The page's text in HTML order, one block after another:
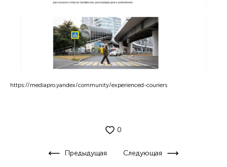
https://mediapro.yandex/community/experienced-couriers
0
Предыдущая Следующая